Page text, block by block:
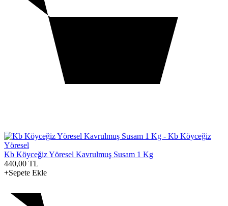
Kb Köyceğiz Yöresel Kavrulmuş Susam 1 Kg
440,00 TL
+Sepete Ekle